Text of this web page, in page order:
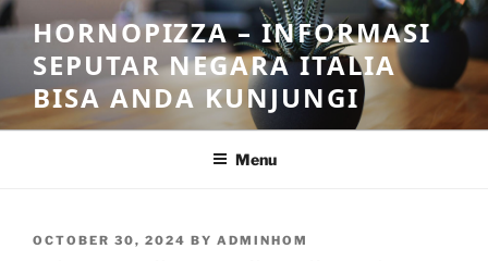
Skip
to
content
HORNOPIZZA – INFORMASI
SEPUTAR NEGARA ITALIA
BISA ANDA KUNJUNGI
Menu
POSTED
OCTOBER 30, 2024 BY ADMINHOM